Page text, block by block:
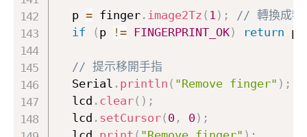
  p
= finger. image2Tz ( 1 ) ;
// 轉換成特
if
( p != FINGERPRINT_OK) return p
// 提示移開手指
  Serial
. println ( "Remove finger" ) ;
  lcd
. clear( ) ;
  lcd
. setCursor( 0, 0) ;